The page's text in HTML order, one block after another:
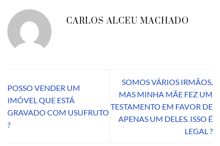
CARLOS ALCEU MACHADO
POSSO VENDER UM
IMÓVEL QUE ESTÁ
GRAVADO COM USUFRUTO
?
SOMOS VÁRIOS IRMÃOS,
MAS MINHA MÃE FEZ UM
TESTAMENTO EM FAVOR DE
APENAS UM DELES. ISSO É
LEGAL ?